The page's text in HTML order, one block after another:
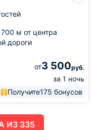
700 м от центра
дороги
от3 500руб.
за 1 ночь
Получите175 бонусов
ИЗ 335